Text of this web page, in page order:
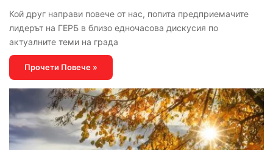
Кой друг направи повече от нас, попита предприемачите
лидерът на ГЕРБ в близо едночасова дискусия по
актуалните теми на града
Прочети Повече »